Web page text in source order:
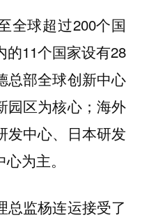
全球超过200个国
的11个国家设有28
总部全球创新中心
园区为核心；海外
发中心、日本研发
为主。
总监杨连运接受了